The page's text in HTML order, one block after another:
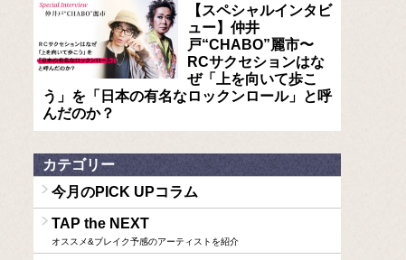
【スペシャルインタビ
ュー】仲井
戸“CHABO”麗市〜
RCサクセションはな
ぜ「上を向いて歩こ
う」を「日本の有名なロックンロール」と呼
んだのか？
カテゴリー
今月のPICK UPコラム
TAP the NEXT
オススメ&ブレイク予感のアーティストを紹介